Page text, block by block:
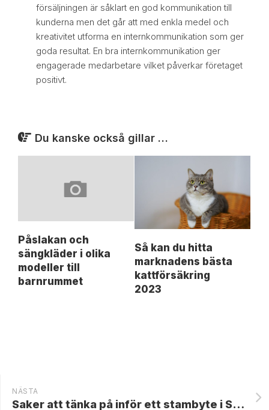
försäljningen är såklart en god kommunikation till
kunderna men det går att med enkla medel och
kreativitet utforma en internkommunikation som ger
goda resultat. En bra internkommunikation ger
engagerade medarbetare vilket påverkar företaget
positivt.
Du kanske också gillar …
Påslakan och
sängkläder i olika
modeller till
barnrummet
Så kan du hitta
marknadens bästa
kattförsäkring
2023
NÄSTA
Saker att tänka på inför ett stambyte i Stockholm